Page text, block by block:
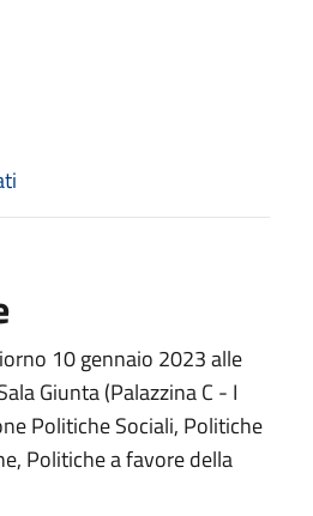
10 gennaio 2023 alle
Giunta (Palazzina C - I
Politiche Sociali, Politiche
Politiche a favore della